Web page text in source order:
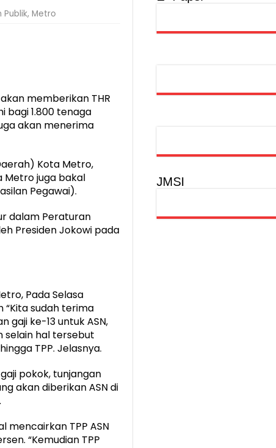
Raih Penghargaan di Ajang Transportasi Indonesia Awards 2026
Wujudkan Budaya Keselamatan Berlalu Lintas
dan Rekreasi Keluarga
Publik, Metro
memberikan THR
bagi 1.800 tenaga
akan menerima
Kota Metro,
Metro juga bakal
Pegawai).
dalam Peraturan
Presiden Jokowi pada
Pada Selasa
sudah terima
ke-13 untuk ASN,
selain hal tersebut
TPP. Jelasnya.
pokok, tunjangan
akan diberikan ASN di
mencairkan TPP ASN
“Kemudian TPP
JMSI